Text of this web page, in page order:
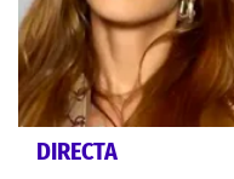
DIRECTA